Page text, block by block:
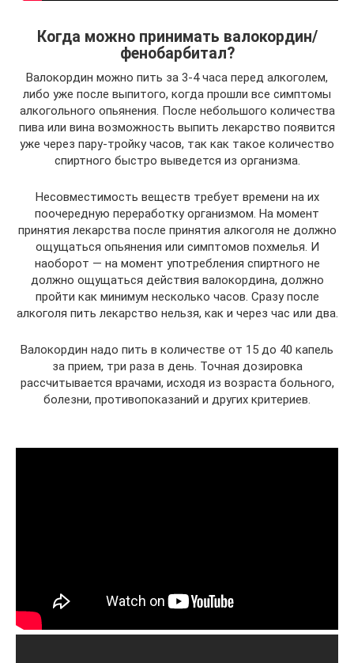
Когда можно принимать валокордин/
фенобарбитал?
Валокордин можно пить за 3-4 часа перед алкоголем,
либо уже после выпитого, когда прошли все симптомы
алкогольного опьянения. После небольшого количества
пива или вина возможность выпить лекарство появится
уже через пару-тройку часов, так как такое количество
спиртного быстро выведется из организма.
Несовместимость веществ требует времени на их
поочередную переработку организмом. На момент
принятия лекарства после принятия алкоголя не должно
ощущаться опьянения или симптомов похмелья. И
наоборот — на момент употребления спиртного не
должно ощущаться действия валокордина, должно
пройти как минимум несколько часов. Сразу после
алкоголя пить лекарство нельзя, как и через час или два.
Валокордин надо пить в количестве от 15 до 40 капель
за прием, три раза в день. Точная дозировка
рассчитывается врачами, исходя из возраста больного,
болезни, противопоказаний и других критериев.